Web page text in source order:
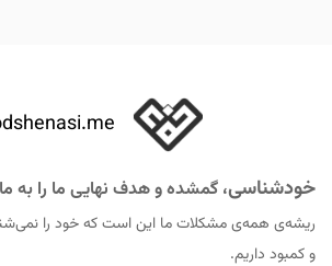
خودشناسی، گمشده و هدف نهایی ما را به
ریشه‌ی همه‌ی مشکلات ما این است که خود را
و کمبود داریم.